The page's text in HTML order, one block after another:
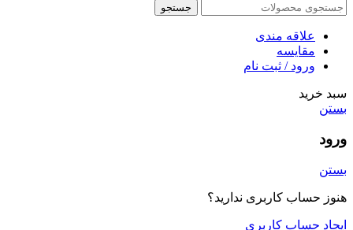
جستجو
علاقه مندی
مقایسه
ورود / ثبت نام
سبد خرید
بستن
ورود
بستن
هنوز حساب کاربری ندارید؟
ایجاد حساب کاربری